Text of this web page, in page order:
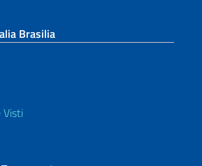
Brasilia
Visti